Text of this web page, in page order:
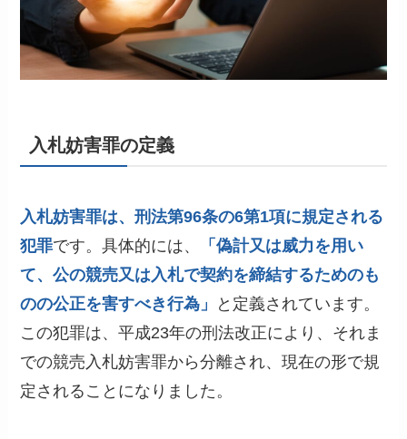
入札妨害罪の定義
入札妨害罪は、刑法第96条の6第1項に規定される
犯罪です。具体的には、
「偽計又は威力を用い
て、公の競売又は入札で契約を締結するためのも
のの公正を害すべき行為」
と定義されています。
この犯罪は、平成23年の刑法改正により、それま
での競売入札妨害罪から分離され、現在の形で規
定されることになりました。